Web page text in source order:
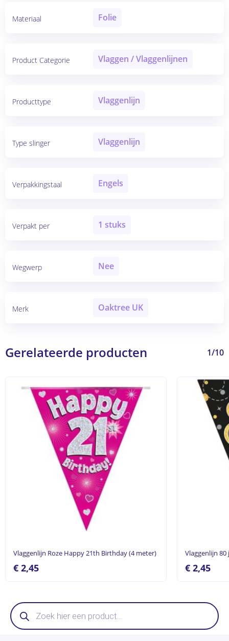
Materiaal Folie
Product Categorie Vlaggen / Vlaggenlijnen
Producttype Vlaggenlijn
Type slinger Vlaggenlijn
Verpakkingstaal Engels
Verpakt per 1 stuks
Wegwerp Nee
Merk Oaktree UK
Gerelateerde producten 1/10
Vlaggenlijn Roze Happy 21th Birthday (4 meter)
€ 2,45
Vlaggenlijn
€ 2,45
Producten
zoeken